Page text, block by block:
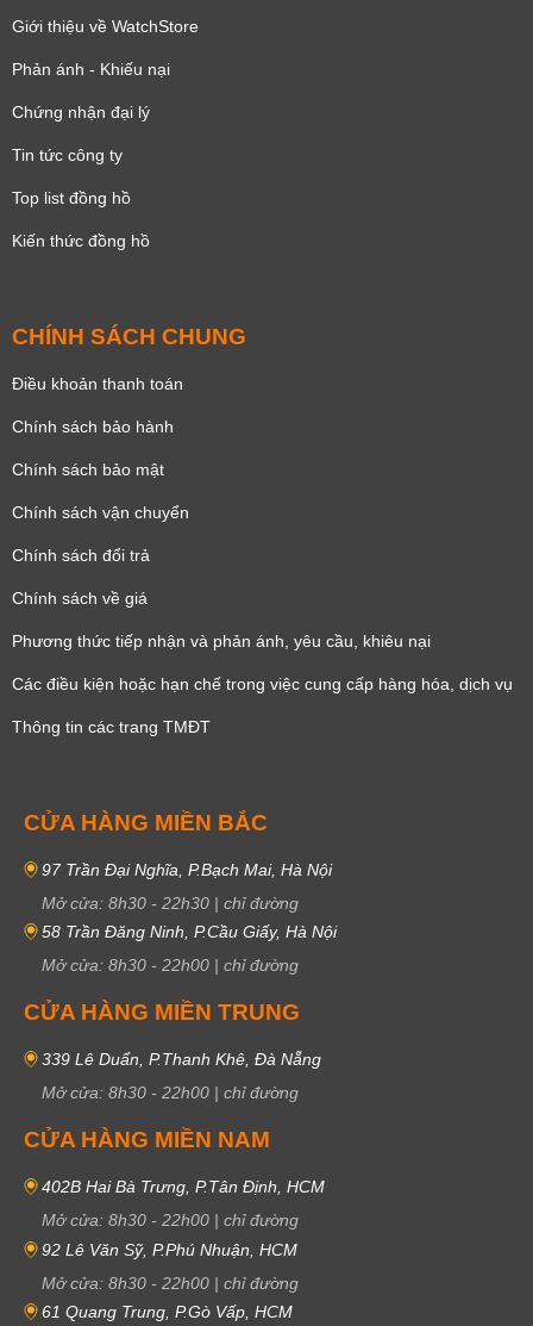
Giới thiệu về WatchStore
Phản ánh - Khiếu nại
Chứng nhận đại lý
Tin tức công ty
Top list đồng hồ
Kiến thức đồng hồ
CHÍNH SÁCH CHUNG
Điều khoản thanh toán
Chính sách bảo hành
Chính sách bảo mật
Chính sách vận chuyển
Chính sách đổi trả
Chính sách về giá
Phương thức tiếp nhận và phản ánh, yêu cầu, khiêu nại
Các điều kiện hoặc hạn chế trong việc cung cấp hàng hóa, dịch vụ
Thông tin các trang TMĐT
CỬA HÀNG MIỀN BẮC
97 Trần Đại Nghĩa, P.Bạch Mai, Hà Nội
Mở cửa: 8h30 - 22h30 | chỉ đường
58 Trần Đăng Ninh, P.Cầu Giấy, Hà Nội
Mở cửa: 8h30 - 22h00 | chỉ đường
CỬA HÀNG MIỀN TRUNG
339 Lê Duẩn, P.Thanh Khê, Đà Nẵng
Mở cửa: 8h30 - 22h00 | chỉ đường
CỬA HÀNG MIỀN NAM
402B Hai Bà Trưng, P.Tân Định, HCM
Mở cửa: 8h30 - 22h00 | chỉ đường
92 Lê Văn Sỹ, P.Phú Nhuận, HCM
Mở cửa: 8h30 - 22h00 | chỉ đường
61 Quang Trung, P.Gò Vấp, HCM